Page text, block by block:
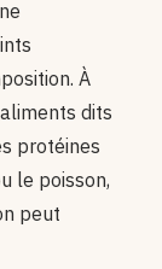
À
dits
protéines
le poisson,
peut